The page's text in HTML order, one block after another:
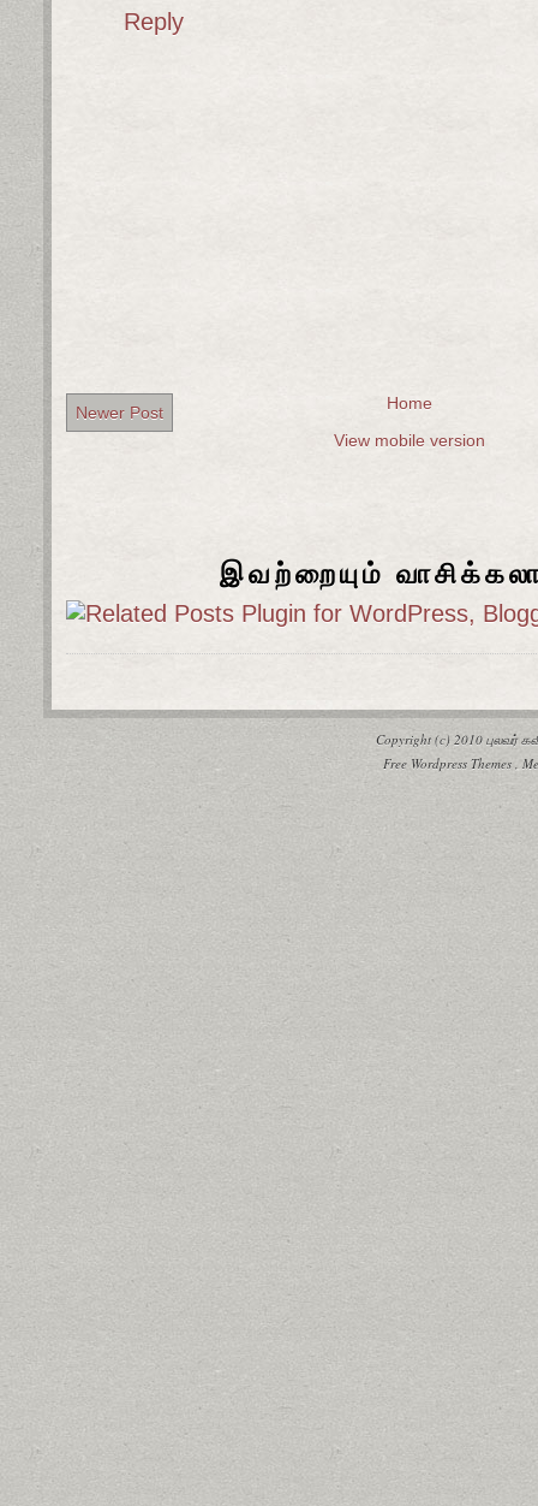
Reply
Newer Post
Home
View mobile version
இவற்றையும்
Copyright (c) 2010 புலவர்
Free Wordpress Themes